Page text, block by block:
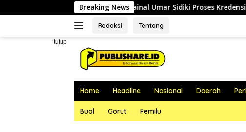
ke
Breaking News
Gigi, RSUD dr. Zainal Umar Sidiki Proses Kredensial Dokter
Redaksi Tentang
tutup
Home Headline Nasional Daerah
Buol Gorut Pemilu